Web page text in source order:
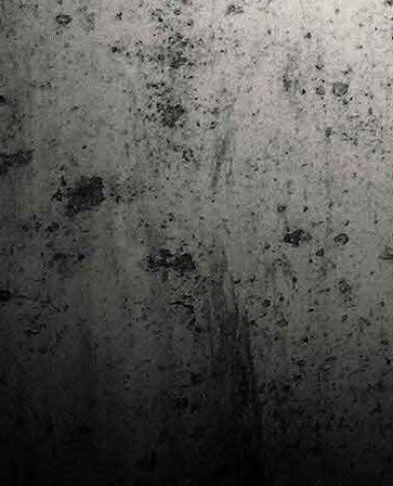
JUL
7
Club de lectura de
Arriba l'estiu i amb ell una nova
aquests mesos de calor. En
al juliol i l'altre al setembre!
Com és habitual, les inscripcions es
Tarragona i les lectures es podran
MAY
1
Estudis en Comicologia
Del 3 al 5 de maig la Fira
Barcelona (el Saló del Còmic de
Divendres faré la visita anual i
la taula rodona Estudis en
còmic en els temps del podcast, a les
acompanyat:
Estudis en Comicologia: Els llibres de